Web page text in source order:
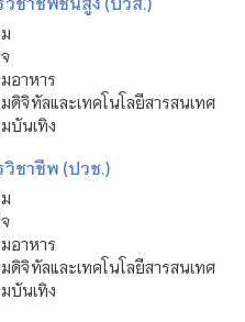
อาหาร
ดิจิทัลและเทคโนโลยีสารสนเทศ
บันเทิง
ชาชีพ (ปวช.)
อาหาร
ดิจิทัลและเทคโนโลยีสารสนเทศ
บันเทิง